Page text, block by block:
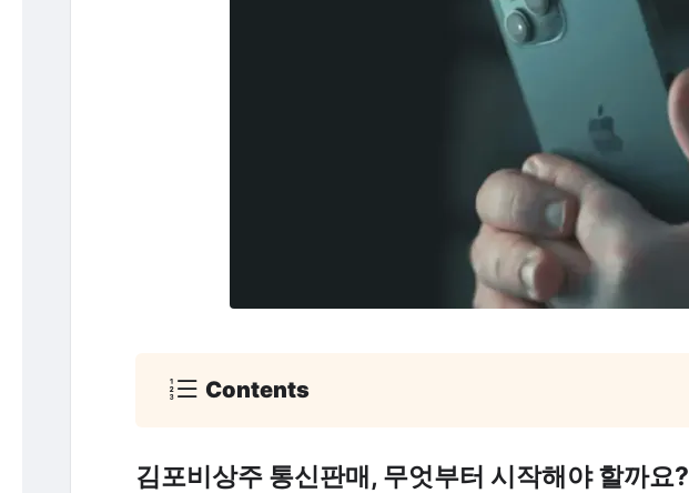
Contents
김포비상주 통신판매, 무엇부터 시작해야 할까요?